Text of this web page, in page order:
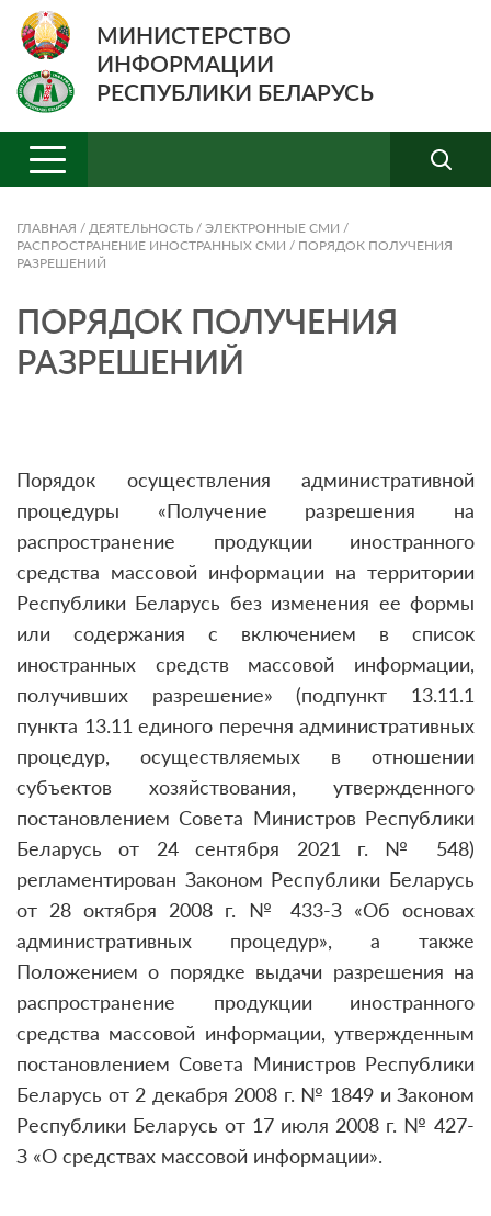
МИНИСТЕРСТВО
ИНФОРМАЦИИ
РЕСПУБЛИКИ БЕЛАРУСЬ
ГЛАВНАЯ / ДЕЯТЕЛЬНОСТЬ / ЭЛЕКТРОННЫЕ СМИ /
РАСПРОСТРАНЕНИЕ ИНОСТРАННЫХ СМИ / ПОРЯДОК ПОЛУЧЕНИЯ
РАЗРЕШЕНИЙ
ПОРЯДОК ПОЛУЧЕНИЯ
РАЗРЕШЕНИЙ
Порядок осуществления административной
процедуры «Получение разрешения на
распространение продукции иностранного
средства массовой информации на территории
Республики Беларусь без изменения ее формы
или содержания с включением в список
иностранных средств массовой информации,
получивших разрешение» (подпункт 13.11.1
пункта 13.11 единого перечня административных
процедур, осуществляемых в отношении
субъектов хозяйствования, утвержденного
постановлением Совета Министров Республики
Беларусь от 24 сентября 2021 г. № 548)
регламентирован Законом Республики Беларусь
от 28 октября 2008 г. № 433-З «Об основах
административных процедур», а также
Положением о порядке выдачи разрешения на
распространение продукции иностранного
средства массовой информации, утвержденным
постановлением Совета Министров Республики
Беларусь от 2 декабря 2008 г. № 1849 и Законом
Республики Беларусь от 17 июля 2008 г. № 427-
З «О средствах массовой информации».